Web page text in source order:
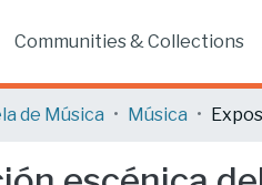
Communities & Collections
de Música Música